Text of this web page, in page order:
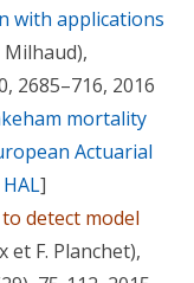
with applications
Milhaud),
2685–716, 2016
mortality
Actuarial
]
detect model
et F. Planchet),